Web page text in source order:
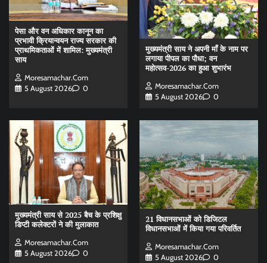
पेसा और वन अधिकार कानून का
प्रभावी क्रियान्वयन राज्य सरकार की
प्राथमिकताओं में शामिल: मुख्यमंत्री
साय
Moresamachar.com
5 August 2026
0
मुख्यमंत्री साय ने अपनी माँ के नाम पर
लगाया पीपल का पौधा; वन
महोत्सव-2026 का हुआ शुभारंभ
Moresamachar.com
5 August 2026
0
मुख्यमंत्री साय से 2025 बैच के प्रशिक्षु
डिप्टी कलेक्टरों ने की मुलाकात
Moresamachar.com
5 August 2026
0
21 विधानसभाओं को डिजिटल
विधानसभाओं में किया गया परिवर्तित
Moresamachar.com
5 August 2026
0